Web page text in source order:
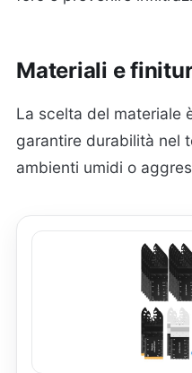
Materiali e
La scelta del materiale
garantire durabilità nel
ambienti umidi o